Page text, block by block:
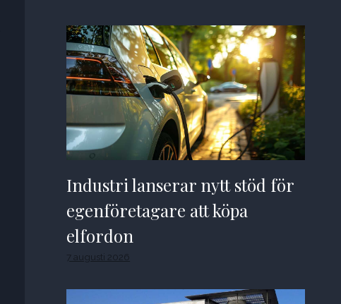
Industri lanserar nytt stöd för
egenföretagare att köpa
elfordon
7 augusti 2026